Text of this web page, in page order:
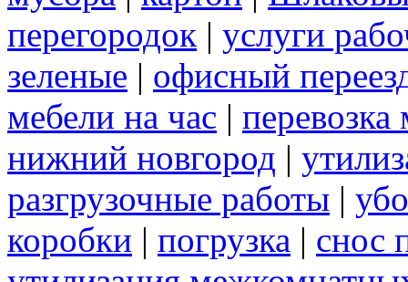
перегородок | услуги
зеленые | офисный
мебели на час |
нижний новгород |
разгрузочные работы |
коробки | погрузка | снос